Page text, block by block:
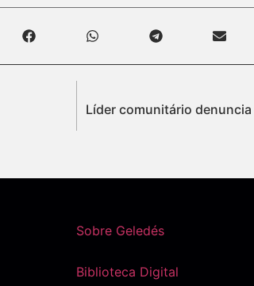
Líder comunitário
Sobre Geledés
Biblioteca Digital